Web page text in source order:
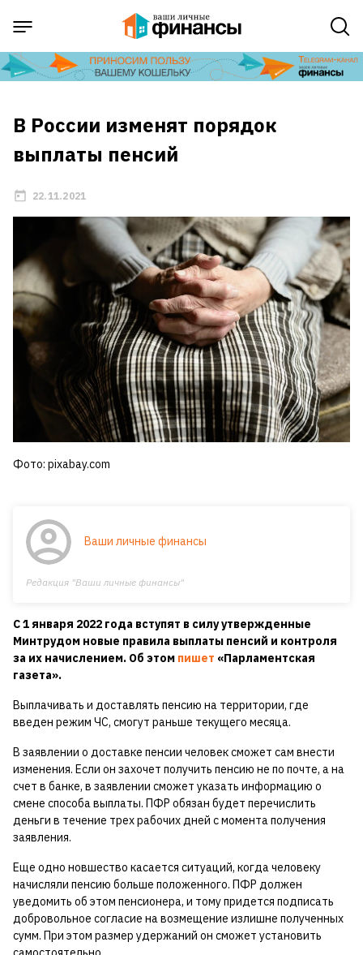
В России изменят порядок
выплаты пенсий
22.11.2021
Фото: pixabay.com
Ваши личные финансы
Редакция "Ваши личные финансы"
С 1 января 2022 года вступят в силу утвержденные
Минтрудом новые правила выплаты пенсий и контроля
за их начислением. Об этом пишет «Парламентская
газета».
Выплачивать и доставлять пенсию на территории, где
введен режим ЧС, смогут раньше текущего месяца.
В заявлении о доставке пенсии человек сможет сам внести
изменения. Если он захочет получить пенсию не по почте, а на
счет в банке, в заявлении сможет указать информацию о
смене способа выплаты. ПФР обязан будет перечислить
деньги в течение трех рабочих дней с момента получения
заявления.
Еще одно новшество касается ситуаций, когда человеку
начисляли пенсию больше положенного. ПФР должен
уведомить об этом пенсионера, и тому придется подписать
добровольное согласие на возмещение излишне полученных
сумм. При этом размер удержаний он сможет установить